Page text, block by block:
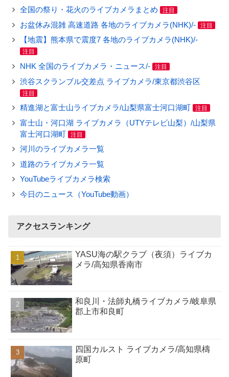
全国の祭り・花火のライブカメラまとめ 注目
お盆休み混雑 高速道路 各地のライブカメラ(NHK)/- 注目
【地震】熊本県で震度7 各地のライブカメラ(NHK)/-
注目
NHK 全国のライブカメラ・ニュース/- 注目
渋谷スクランブル交差点 ライブカメラ/東京都渋谷区
注目
精進湖と富士山ライブカメラ/山梨県富士河口湖町 注目
富士山・河口湖 ライブカメラ（UTYテレビ山梨）/山梨県
富士河口湖町
注目
河川のライブカメラ一覧
道路のライブカメラ一覧
YouTubeライブカメラ検索
今日のニュース（YouTube動画）
アクセスランキング
YASU海の駅クラブ（夜須）ライブカ
メラ/高知県香南市
和良川・法師丸橋ライブカメラ/岐阜県
郡上市和良町
四国カルスト ライブカメラ/高知県檮
原町